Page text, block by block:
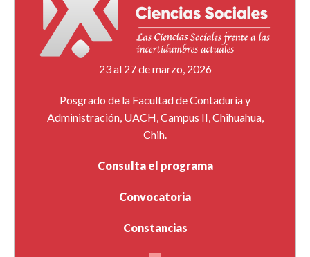
23 al 27 de marzo, 2026
Posgrado de la Facultad de Contaduría y
Administración, UACH, Campus II, Chihuahua,
Chih.
Consulta el programa
Convocatoria
Constancias